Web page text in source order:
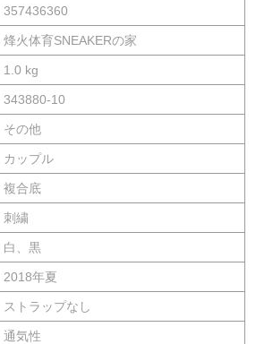
357436360
烽火体育SNEAKERの家
1.0 kg
343880-10
その他
カップル
複合底
刺繍
白、黒
2018年夏
ストラップなし
通気性